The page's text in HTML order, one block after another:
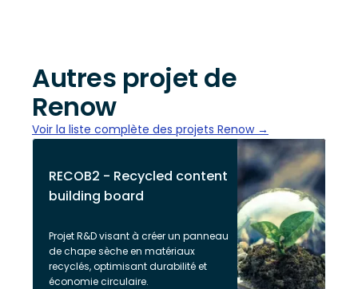
Autres projet de
Renow
Voir la liste complète des projets Renow →
RECOB2 - Recycled content
building board
Projet R&D visant à créer un panneau
de chape sèche en matériaux
recyclés, optimisant durabilité et
économie circulaire.